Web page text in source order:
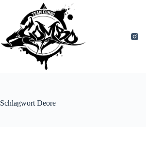
springen
Schlagwort Deore